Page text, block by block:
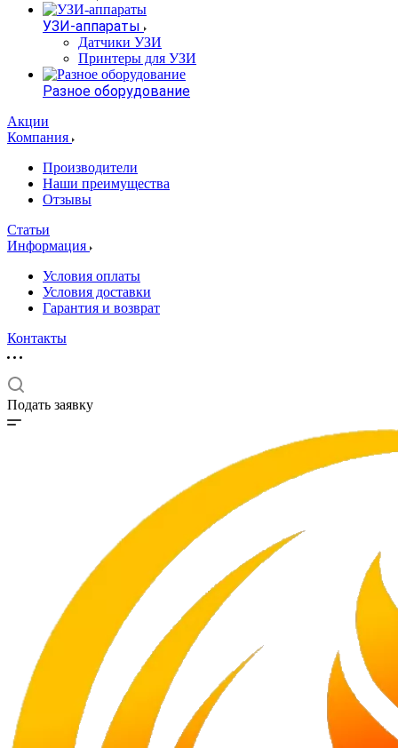
УЗИ-аппараты
Датчики УЗИ
Принтеры для УЗИ
Разное оборудование
Акции
Компания
Производители
Наши преимущества
Отзывы
Статьи
Информация
Условия оплаты
Условия доставки
Гарантия и возврат
Контакты
Подать заявку